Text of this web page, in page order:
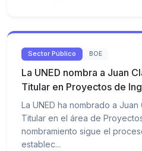
Sector Público BOE
La UNED nombra a Juan
Titular en Proyectos de
La UNED ha nombrado a
Titular en el área de
nombramiento sigue el
establec...